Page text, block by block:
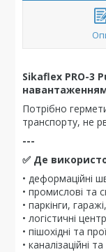
Sikaflex PRO-3
Потрібно
транспорту, не
---
✅ Де
• деформаційні
• промислові та
• паркінги,
• логістичні
• пішохідні та
• каналізаційні